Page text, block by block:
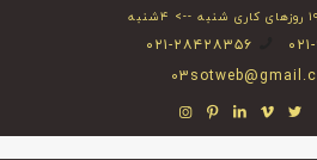
۰۲۱-۲۸۴۲۸۳۵۶